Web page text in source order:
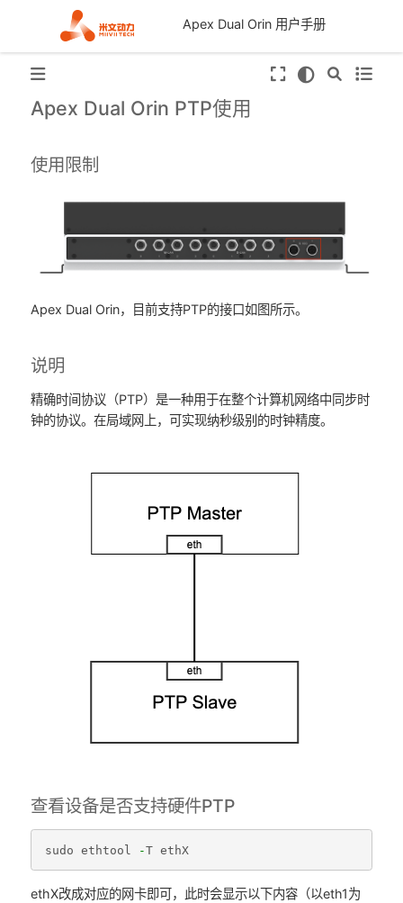
Apex Dual Orin 用户手册
Apex Dual Orin PTP使用
使用限制
Apex Dual Orin，目前支持PTP的接口如图所示。
说明
精确时间协议（PTP）是一种用于在整个计算机网络中同步时
钟的协议。在局域网上，可实现纳秒级别的时钟精度。
查看设备是否支持硬件PTP
sudo ethtool -T ethX
ethX改成对应的网卡即可，此时会显示以下内容（以eth1为